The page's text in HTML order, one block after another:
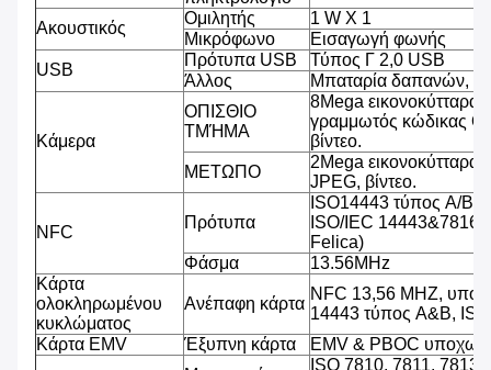
Ακουστικός
Ομιλητής
1 W Χ 1
Μικρόφωνο
Εισαγωγή φωνής
USB
Πρότυπα USB
Τύπος Γ 2,0 USB
Άλλος
Μπαταρία δαπανών,
Κάμερα
ΟΠΙΣΘΙΟ
ΤΜΉΜΑ
8Mega εικονοκύτταρα,
γραμμωτός κώδικας
βίντεο.
ΜΕΤΩΠΟ
2Mega εικονοκύτταρα,
JPEG, βίντεο.
NFC
Πρότυπα
ISO14443 τύπος A/B
ISO/IEC 14443&7816,
Felica)
Φάσμα
13.56MHz
Κάρτα
ολοκληρωμένου
κυκλώματος
Ανέπαφη κάρτα
NFC 13,56 MHZ,
14443 τύπος A&B,
Κάρτα EMV
Έξυπνη κάρτα EMV & PBOC
ISO 7810, 7811, 7813